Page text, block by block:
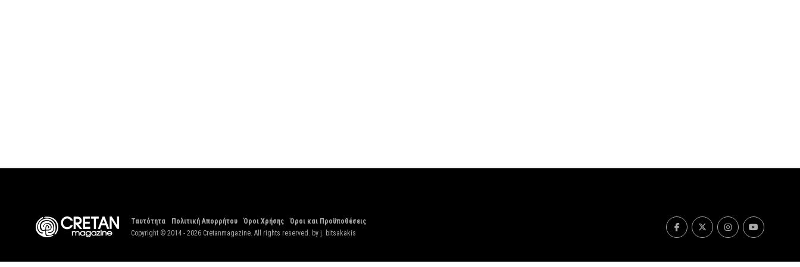
Ταυτότητα Πολιτική Απορρήτου Όροι Χρήσης
Όροι και Προϋποθέσεις
Copyright © 2014 - 2026 Cretanmagazine. All rights reserved. by j. bitsakakis